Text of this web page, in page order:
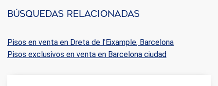
Búsquedas relacionadas
Pisos en venta en Dreta de l'Eixample, Barcelona
Pisos exclusivos en venta en Barcelona ciudad